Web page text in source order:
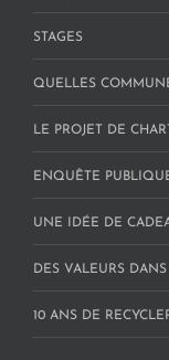
STAGES
QUELLES
LE PROJET DE
ENQUÊTE
UNE IDÉE DE
DES VALEURS
10 ANS DE